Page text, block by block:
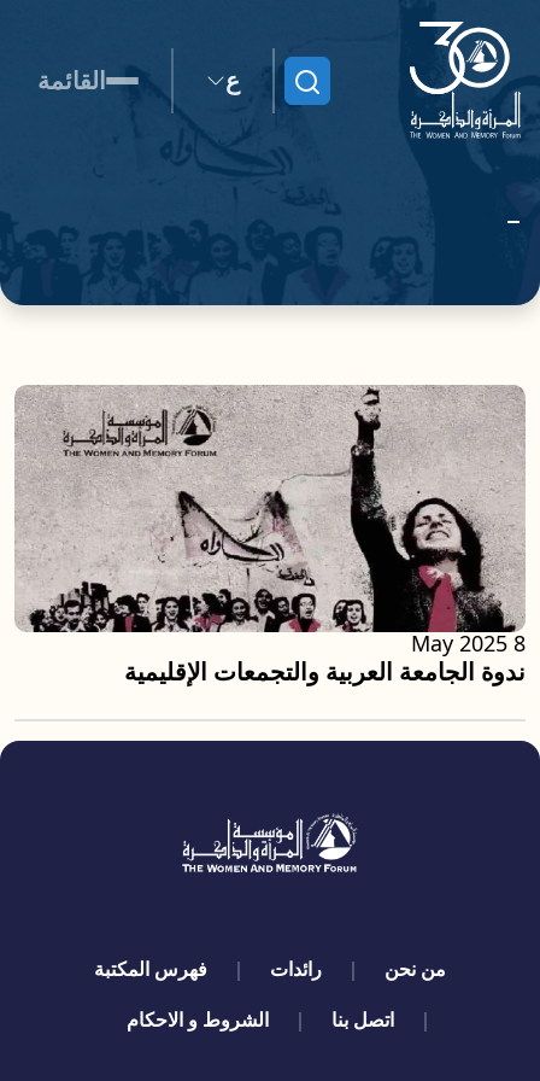
ابحث ع القائمة
ندوة الجامعة العربية والتجمعات الإقليمية
8 May 2025
quick links
من نحن رائدات
فهرس المكتبة
اتصل بنا
الشروط و الاحكام